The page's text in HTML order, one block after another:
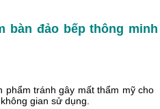
bàn đảo bếp thông minh
phẩm tránh gây mất thẩm mỹ cho
gian sử dụng.